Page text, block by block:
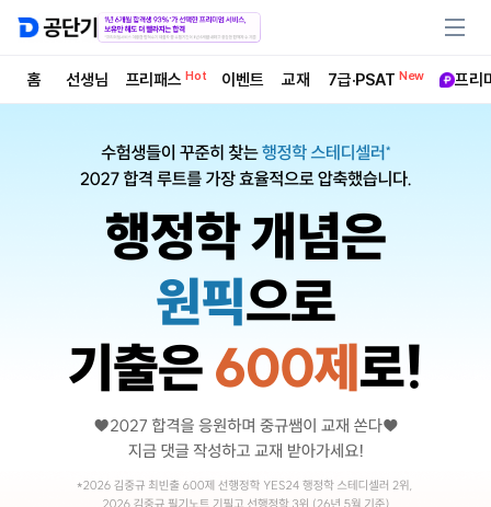
홈 선생님 프리패스 Hot 이벤트 교재 7급·PSAT New 프리